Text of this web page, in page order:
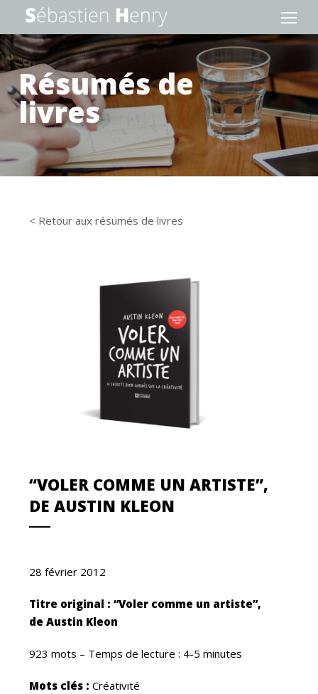
Résumés de
livres
< Retour aux résumés de livres
“VOLER COMME UN ARTISTE”,
DE AUSTIN KLEON
28 février 2012
Titre original : “Voler comme un artiste”,
de Austin Kleon
923 mots – Temps de lecture : 4-5 minutes
Mots clés :Créativité